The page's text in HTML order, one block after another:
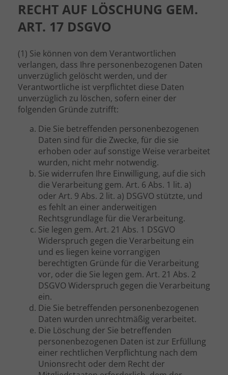
RECHT AUF LÖSCHUNG GEM.
ART. 17 DSGVO
(1) Sie können von dem Verantwortlichen
verlangen, dass Ihre personenbezogenen Daten
unverzüglich gelöscht werden, und der
Verantwortliche ist verpflichtet diese Daten
unverzüglich zu löschen, sofern einer der
folgenden Gründe zutrifft:
Die Sie betreffenden personenbezogenen
Daten sind für die Zwecke, für die sie
erhoben oder auf sonstige Weise verarbeitet
wurden, nicht mehr notwendig.
Sie widerrufen Ihre Einwilligung, auf die sich
die Verarbeitung gem. Art. 6 Abs. 1 lit. a)
oder Art. 9 Abs. 2 lit. a) DSGVO stützte, und
es fehlt an einer anderweitigen
Rechtsgrundlage für die Verarbeitung.
Sie legen gem. Art. 21 Abs. 1 DSGVO
Widerspruch gegen die Verarbeitung ein
und es liegen keine vorrangigen
berechtigten Gründe für die Verarbeitung
vor, oder die Sie legen gem. Art. 21 Abs. 2
DSGVO Widerspruch gegen die Verarbeitung
ein.
Die Sie betreffenden personenbezogenen
Daten wurden unrechtmäßig verarbeitet.
Die Löschung der Sie betreffenden
personenbezogenen Daten ist zur Erfüllung
einer rechtlichen Verpflichtung nach dem
Unionsrecht oder dem Recht der